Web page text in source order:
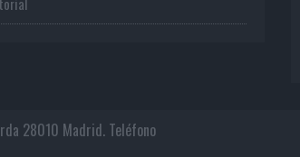
28010 Madrid. Teléfono